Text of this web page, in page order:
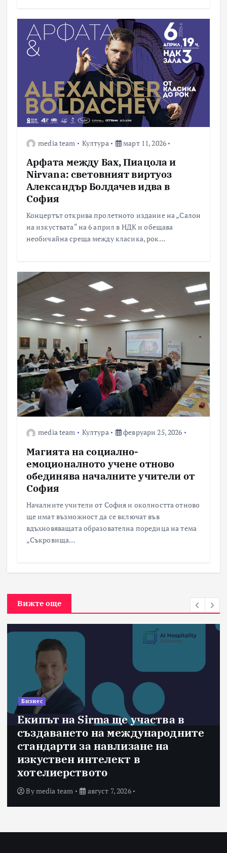
media team Култура март 11, 2026
Арфата между Бах, Пиацола и
Nirvana: световният виртуоз
Александър Болдачев идва в
София
Концертът открива пролетното издание на „Салон
на изкуствата“ на 6 април в НДК и обещава
необичайна среща между класика, рок…
media team Култура февруари 25, 2026
Магията на социално-
емоционалното учене отново
обединява началните учители от
София
Началните учители от София и околността отново
ще имат възможност да се включат във
вдъхновяващата образователна поредица на тема
„Съкровища…
Вижте още
Бизнес
Екипът на Sirma ще участва в
създаването на международните
стандарти за навлизане на
изкуствен интелект в
хотелиерството
Bymedia team август 7, 2026